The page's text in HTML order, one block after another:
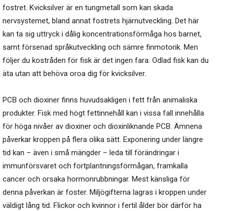
fostret. Kvicksilver är en tungmetall som kan skada
nervsystemet, bland annat fostrets hjärnutveckling. Det här
kan ta sig uttryck i dålig koncentrationsförmåga hos barnet,
samt försenad språkutveckling och sämre finmotorik. Men
följer du kostråden för fisk är det ingen fara. Odlad fisk kan du
äta utan att behöva oroa dig för kvicksilver.
PCB och dioxiner finns huvudsakligen i fett från animaliska
produkter. Fisk med högt fettinnehåll kan i vissa fall innehålla
för höga nivåer av dioxiner och dioxinliknande PCB. Ämnena
påverkar kroppen på flera olika sätt. Exponering under längre
tid kan – även i små mängder – leda till förändringar i
immunförsvaret och fortplantningsförmågan, framkalla
cancer och orsaka hormonrubbningar. Mest känsliga för
denna påverkan är foster. Miljögifterna lagras i kroppen under
väldigt lång tid. Flickor och kvinnor i fertil ålder bör därför ha